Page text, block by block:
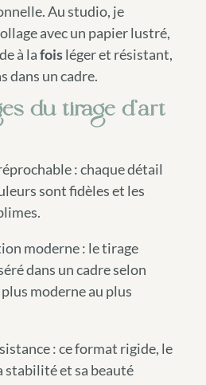
Au studio, je
avec un papier lustré,
à lafoisléger et résistant,
dans un cadre.
du tirage d’art
: chaque détail
sont fidèles et les
moderne : le tirage
dans un cadre selon
moderne au plus
: ce format rigide, le
stabilité et sa beauté